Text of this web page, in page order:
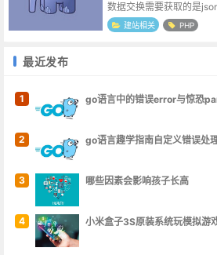
数据交换需要获取的是
ho变量，页面上的js可以
建站相关 PHP
最近发布
1
go语言中的错误error与惊恐
2
go语言趣学指南自定义错误处
3
哪些因素会影响孩子长高
4
小米盒子3S原装系统玩模拟游